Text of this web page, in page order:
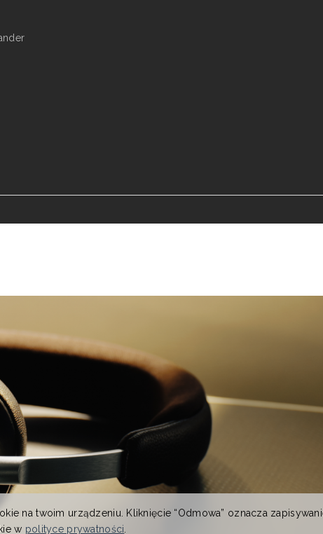
na twoim urządzeniu. Kliknięcie “Odmowa” oznacza
w polityce prywatności